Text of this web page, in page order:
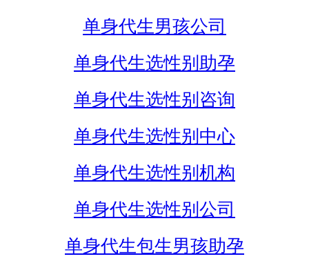
单身代生男孩公司
单身代生选性别助孕
单身代生选性别咨询
单身代生选性别中心
单身代生选性别机构
单身代生选性别公司
单身代生包生男孩助孕